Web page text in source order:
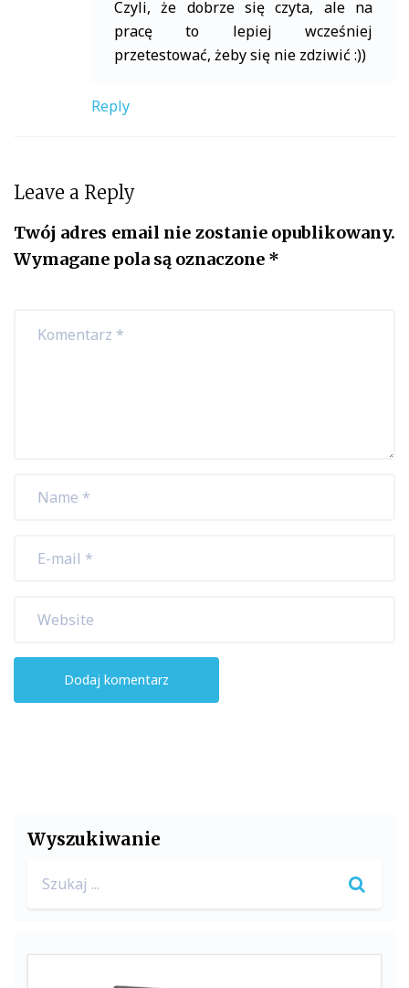
Czyli, że dobrze się czyta, ale na
pracę to lepiej wcześniej
przetestować, żeby się nie zdziwić :))
Reply
Leave a Reply
Twój adres email nie zostanie opublikowany.
Wymagane pola są oznaczone *
Wyszukiwanie
for: